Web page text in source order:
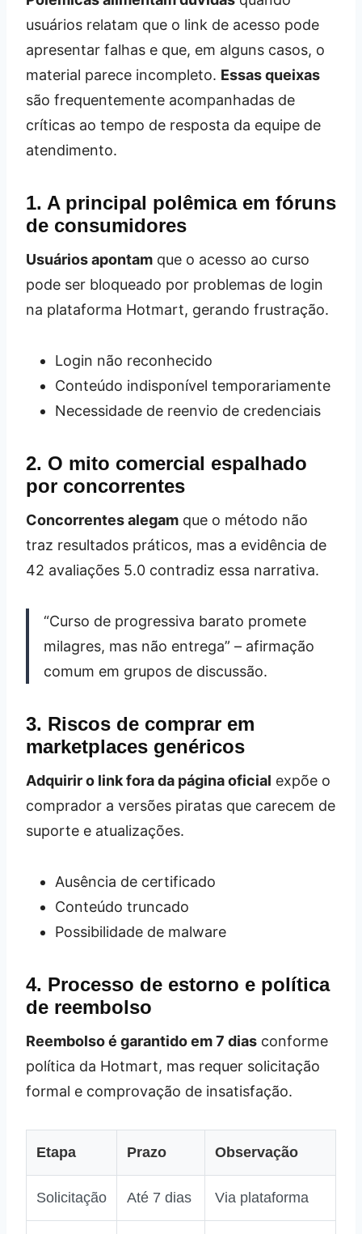
usuários relatam que o link de acesso pode
apresentar falhas e que, em alguns casos, o
material parece incompleto. Essas queixas
são frequentemente acompanhadas de
críticas ao tempo de resposta da equipe de
atendimento.
1. A principal polêmica em fóruns
de consumidores
Usuários apontam que o acesso ao curso
pode ser bloqueado por problemas de login
na plataforma Hotmart, gerando frustração.
Login não reconhecido
Conteúdo indisponível temporariamente
Necessidade de reenvio de credenciais
2. O mito comercial espalhado
por concorrentes
Concorrentes alegam que o método não
traz resultados práticos, mas a evidência de
42 avaliações 5.0 contradiz essa narrativa.
“Curso de progressiva barato promete
milagres, mas não entrega” – afirmação
comum em grupos de discussão.
3. Riscos de comprar em
marketplaces genéricos
Adquirir o link fora da página oficial expõe o
comprador a versões piratas que carecem de
suporte e atualizações.
Ausência de certificado
Conteúdo truncado
Possibilidade de malware
4. Processo de estorno e política
de reembolso
Reembolso é garantido em 7 dias conforme
política da Hotmart, mas requer solicitação
formal e comprovação de insatisfação.
Etapa Prazo Observação
Solicitação Até 7 dias Via plataforma